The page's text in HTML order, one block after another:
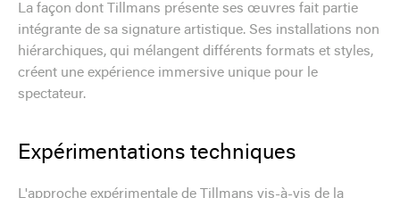
La façon dont Tillmans présente ses œuvres fait partie
intégrante de sa signature artistique. Ses installations non
hiérarchiques, qui mélangent différents formats et styles,
créent une expérience immersive unique pour le
spectateur.
Expérimentations techniques
L'approche expérimentale de Tillmans vis-à-vis de la